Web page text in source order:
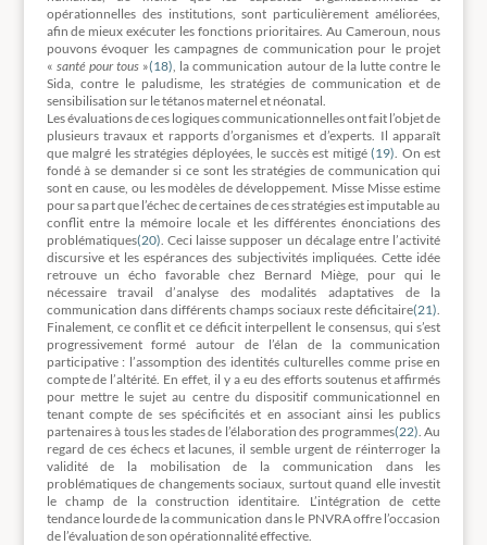
opérationnelles des institutions, sont particulièrement améliorées,
afin de mieux exécuter les fonctions prioritaires. Au Cameroun, nous
pouvons évoquer les campagnes de communication pour le projet
« santé pour tous »(18) , la communication autour de la lutte contre le
Sida, contre le paludisme, les stratégies de communication et de
sensibilisation sur le tétanos maternel et néonatal.
Les évaluations de ces logiques communicationnelles ont fait l’objet de
plusieurs travaux et rapports d’organismes et d’experts. Il apparaît
que malgré les stratégies déployées, le succès est mitigé(19) . On est
fondé à se demander si ce sont les stratégies de communication qui
sont en cause, ou les modèles de développement. Misse Misse estime
pour sa part que l’échec de certaines de ces stratégies est imputable au
conflit entre la mémoire locale et les différentes énonciations des
problématiques(20) . Ceci laisse supposer un décalage entre l’activité
discursive et les espérances des subjectivités impliquées. Cette idée
retrouve un écho favorable chez Bernard Miège, pour qui le
nécessaire travail d’analyse des modalités adaptatives de la
communication dans différents champs sociaux reste déficitaire(21)
Finalement, ce conflit et ce déficit interpellent le consensus, qui s’est
progressivement formé autour de l’élan de la communication
participative : l’assomption des identités culturelles comme prise en
compte de l’altérité. En effet, il y a eu des efforts soutenus et affirmés
pour mettre le sujet au centre du dispositif communicationnel en
tenant compte de ses spécificités et en associant ainsi les publics
partenaires à tous les stades de l’élaboration des programmes(22) . Au
regard de ces échecs et lacunes, il semble urgent de réinterroger la
validité de la mobilisation de la communication dans les
problématiques de changements sociaux, surtout quand elle investit
le champ de la construction identitaire. L’intégration de cette
tendance lourde de la communication dans le PNVRA offre l’occasion
de l’évaluation de son opérationnalité effective.